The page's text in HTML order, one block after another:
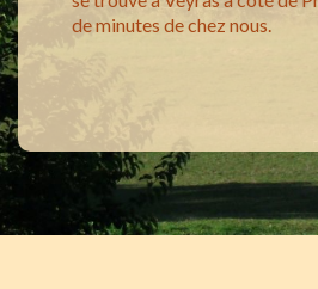
de minutes de chez nous.